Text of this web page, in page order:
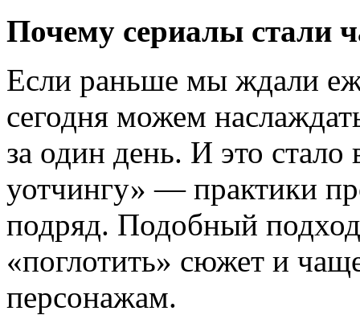
Почему сериалы стали
Если раньше мы ждали
сегодня можем
за один день. И это
уотчингу» — практики
подряд. Подобный
«поглотить» сюжет и
персонажам.